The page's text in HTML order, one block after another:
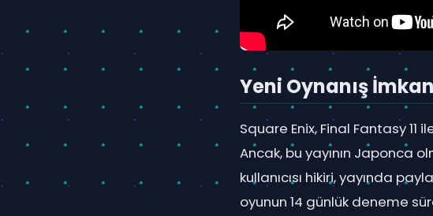
Yeni Oynanış
Square Enix, Final Fantasy
Ancak, bu yayının Japonca
kullanıcısı hikiri, yayında
oyunun 14 günlük deneme